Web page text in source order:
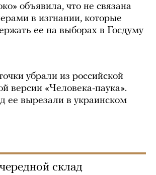
объявила, что не связана
в изгнании, которые
ее на выборах в Госдуму
убрали из российской
версии «Человека-паука».
ее вырезали в украинском
склад